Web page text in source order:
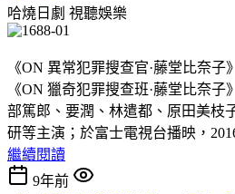
哈燒日劇 視聽娛樂
《ON 異常犯罪搜查官·藤堂比奈
《ON 獵奇犯罪搜查班·藤堂比奈
部篤郎、要潤、林遣都、原田美枝
研等主演；於富士電視台播映，
繼續閱讀
9年前